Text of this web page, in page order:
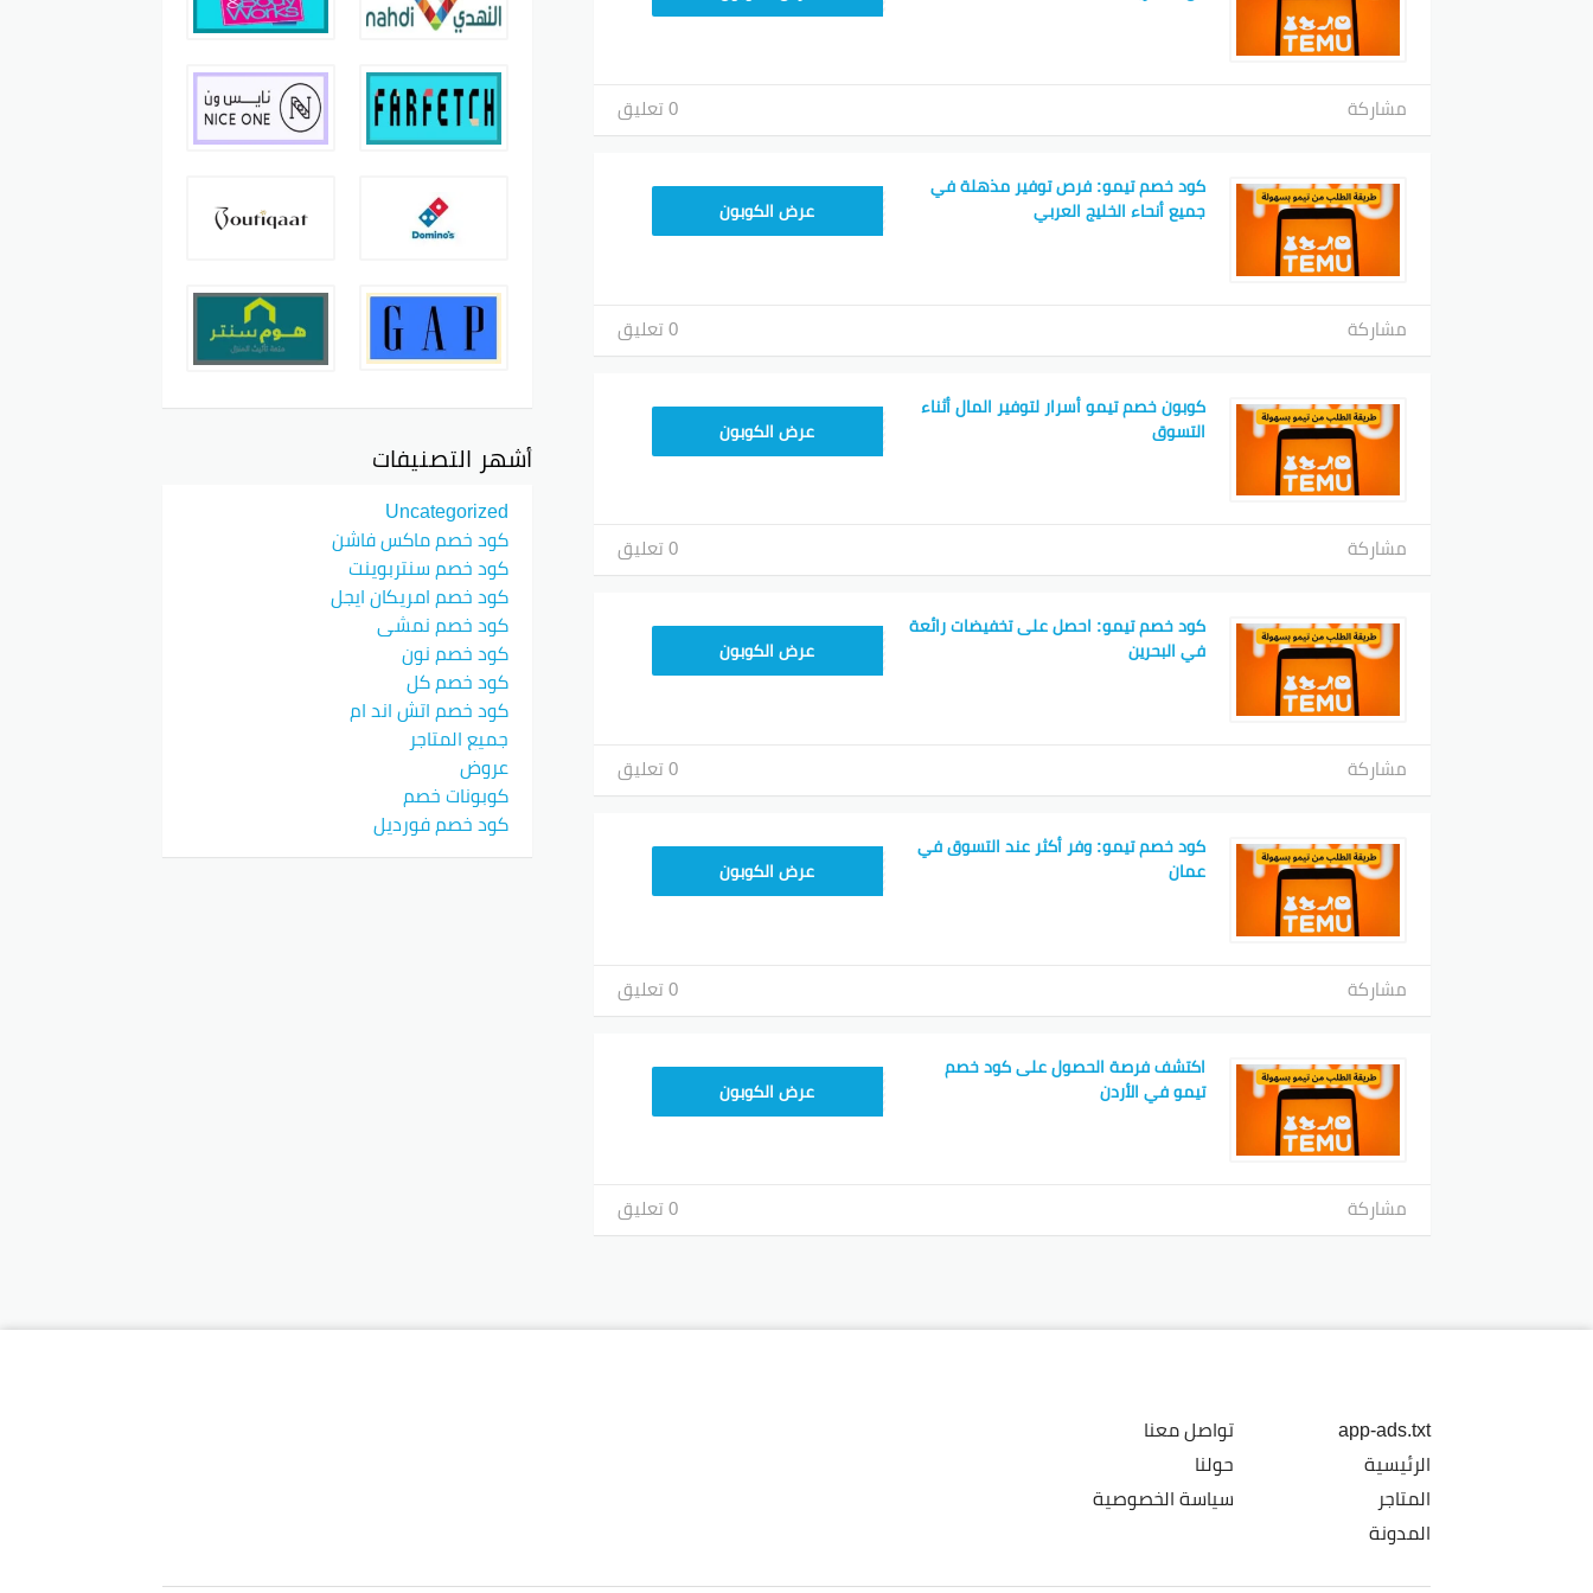
مشاركة 0 تعليق
كود خصم تيمو: فرص توفير مذهلة في
جميع أنحاء الخليج العربي
TEM34عرض الكوبون
مشاركة 0 تعليق
كوبون خصم تيمو أسرار لتوفير المال أثناء
التسوق
TEM34عرض الكوبون
مشاركة 0 تعليق
كود خصم تيمو: احصل على تخفيضات رائعة
في البحرين
TEM34عرض الكوبون
مشاركة 0 تعليق
كود خصم تيمو: وفر أكثر عند التسوق في
عمان
TEM34عرض الكوبون
مشاركة 0 تعليق
اكتشف فرصة الحصول على كود خصم
تيمو في الأردن
TEM34عرض الكوبون
مشاركة 0 تعليق
أشهر التصنيفات
Uncategorized
كود خصم ماكس فاشن
كود خصم سنتربوينت
كود خصم امريكان ايجل
كود خصم نمشي
كود خصم نون
كود خصم كل
كود خصم اتش اند ام
جميع المتاجر
عروض
كوبونات خصم
كود خصم فورديل
app-ads.txt
الرئيسية
المتاجر
المدونة
تواصل معنا
حولنا
سياسة الخصوصية